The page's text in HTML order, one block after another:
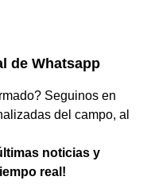
de Whatsapp
Seguinos en
del campo, al
noticias y
real!